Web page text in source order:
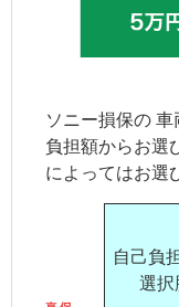
ソニー損保の 車
負担額からお選
によってはお選
自己負
選択